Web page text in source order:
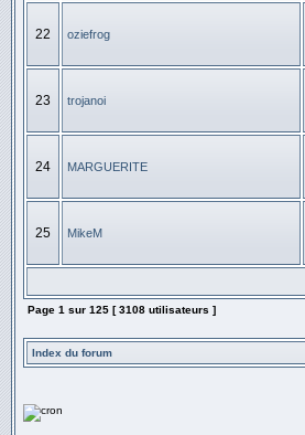
22 oziefrog
23 trojanoi
24 MARGUERITE
25 MikeM
Page 1 sur 125 [ 3108 utilisateurs ]
Index du forum